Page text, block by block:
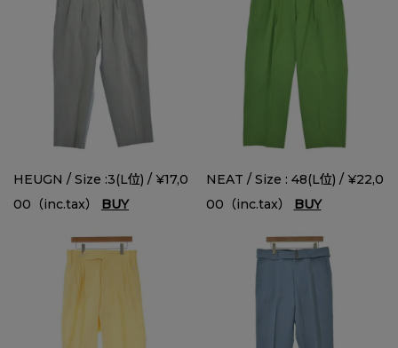
HEUGN / Size :3(L位) / ¥17,0
00（inc.tax） BUY
NEAT / Size : 48(L位) / ¥22,0
00（inc.tax） BUY